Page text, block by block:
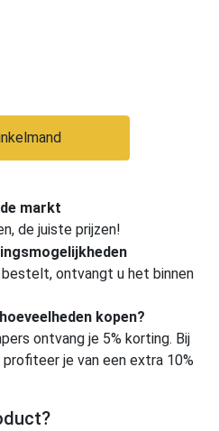
markt
de juiste prijzen!
ontvangt u het binnen
kopen?
ontvang je 5% korting. Bij
je van een extra 10%